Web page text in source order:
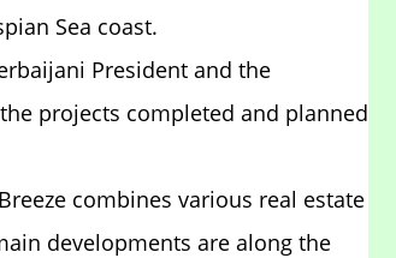
Sea coast.
President and the
projects completed and planned
combines various real estate
developments are along the